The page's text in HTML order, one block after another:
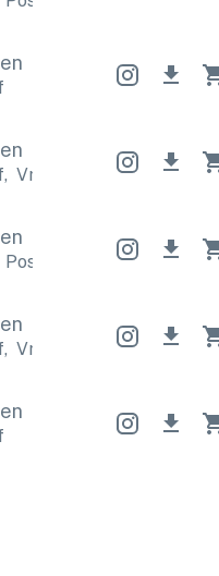
, Vrolijk Positief Vrolijk
Positief Vrolijk, Positief
, Vrolijk Positief Vrolijk